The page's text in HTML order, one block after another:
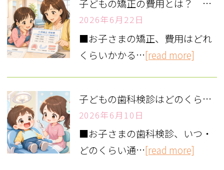
子どもの矯正の費用とは？ 保険の適用と値段の相場について
2026年6月22日
■お子さまの矯正、費用はどれ
くらいかかる…[read more]
子どもの歯科検診はどのくらいの頻度？ 歯医者では何をする？
2026年6月10日
■お子さまの歯科検診、いつ・
どのくらい通…[read more]